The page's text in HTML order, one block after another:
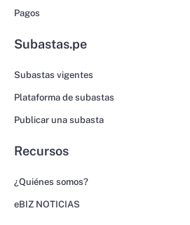
Pagos
Subastas.pe
Subastas vigentes
Plataforma de subastas
Publicar una subasta
Recursos
¿Quiénes somos?
eBIZ NOTICIAS